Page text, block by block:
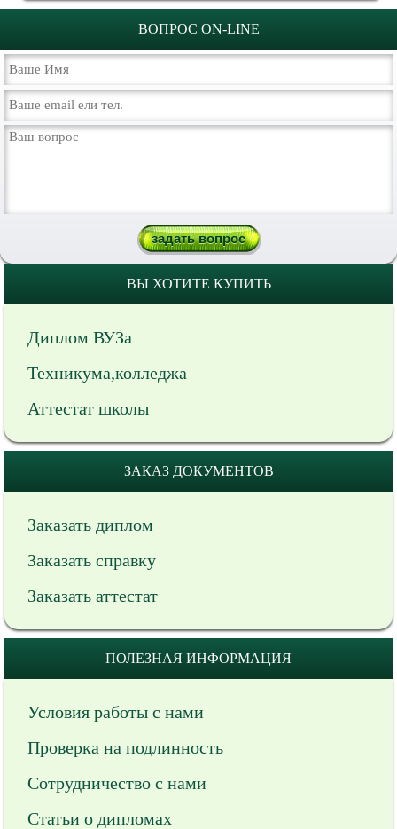
ВОПРОС ON-LINE
ВЫ ХОТИТЕ КУПИТЬ
Диплом ВУЗа
Техникума,колледжа
Аттестат школы
ЗАКАЗ ДОКУМЕНТОВ
Заказать диплом
Заказать справку
Заказать аттестат
ПОЛЕЗНАЯ ИНФОРМАЦИЯ
Условия работы с нами
Проверка на подлинность
Сотрудничество с нами
Статьи о дипломах